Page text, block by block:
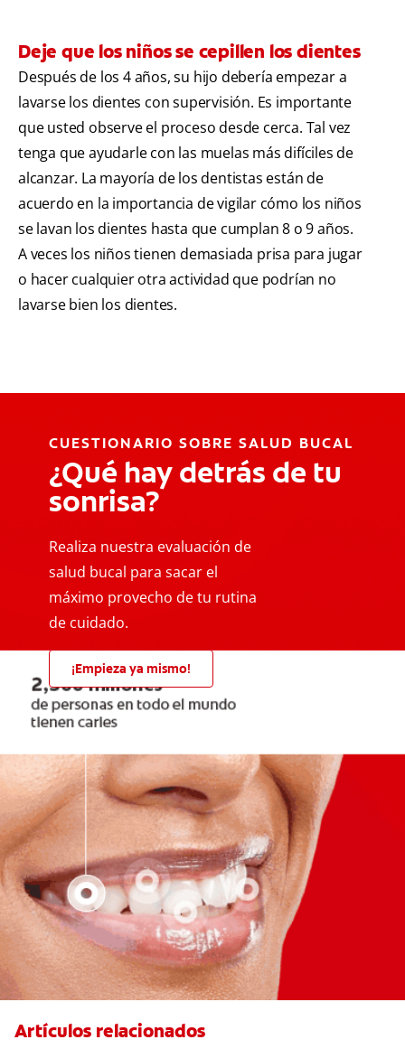
Deje que los niños se cepillen los dientes
Después de los 4 años, su hijo debería empezar a
lavarse los dientes con supervisión. Es importante
que usted observe el proceso desde cerca. Tal vez
tenga que ayudarle con las muelas más difíciles de
alcanzar. La mayoría de los dentistas están de
acuerdo en la importancia de vigilar cómo los niños
se lavan los dientes hasta que cumplan 8 o 9 años.
A veces los niños tienen demasiada prisa para jugar
o hacer cualquier otra actividad que podrían no
lavarse bien los dientes.
CUESTIONARIO SOBRE SALUD BUCAL
¿Qué hay detrás de tu
sonrisa?
Realiza nuestra evaluación de
salud bucal para sacar el
máximo provecho de tu rutina
de cuidado.
¡Empieza ya mismo!
Artículos relacionados